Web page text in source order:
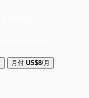
月付 US$8/月